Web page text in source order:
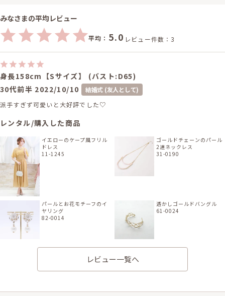
みなさまの平均レビュー
平均： 5.0 レビュー件数：3
身長158cm【Sサイズ】 (バスト:D65)
30代前半 2022/10/10
結婚式 (友人として)
派手すぎず可愛いと大好評でした♡
レンタル/購入した商品
イエローのケープ風フリル
ドレス
11-1245
ゴールドチェーンのパール
2連ネックレス
31-0190
パールとお花モチーフのイ
ヤリング
82-0014
透かしゴールドバングル
61-0024
ベージュのシャイニースト
レビュー一覧へ